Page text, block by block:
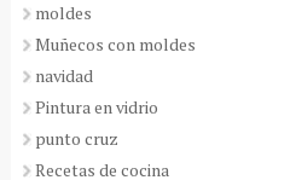
moldes
Muñecos con moldes
navidad
Pintura en vidrio
punto cruz
Recetas de cocina